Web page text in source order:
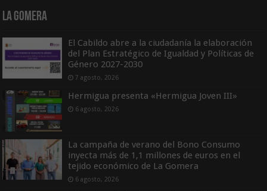
La Gomera
El Cabildo abre a la ciudadanía la elaboración
del Plan Estratégico de Igualdad y Políticas de
Género 2027-2030
7 agosto, 2026
Hermigua presenta «Hermigua Joven III»
6 agosto, 2026
La campaña de verano del Bono Consumo
inyecta más de 1,1 millones de euros en el
tejido económico de La Gomera
6 agosto, 2026